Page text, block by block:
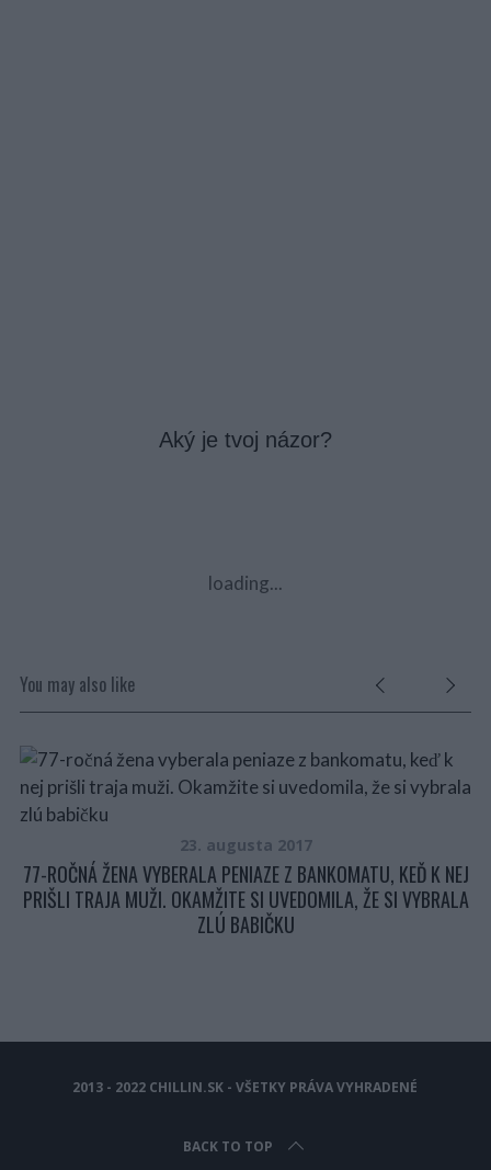
Aký je tvoj názor?
loading...
You may also like
23. augusta 2017
77-ROČNÁ ŽENA VYBERALA PENIAZE Z BANKOMATU, KEĎ K NEJ
PRIŠLI TRAJA MUŽI. OKAMŽITE SI UVEDOMILA, ŽE SI VYBRALA
ZLÚ BABIČKU
2013 - 2022 CHILLIN.SK - VŠETKY PRÁVA VYHRADENÉ
BACK TO TOP